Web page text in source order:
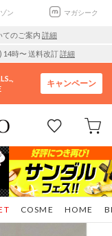
ゾン マガシーク
てのご案内 詳細
14時〜 送料改訂詳細
キャンペーン
COSME HOME